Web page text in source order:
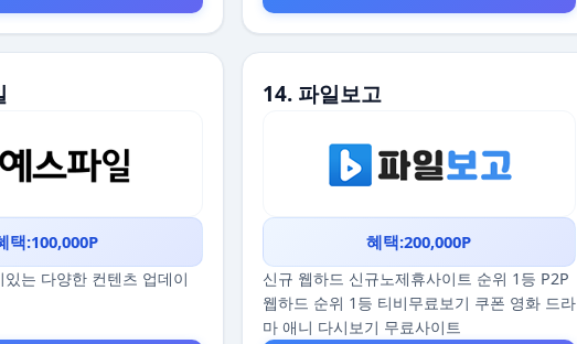
택:100,000P
는 다양한 컨텐츠 업데이
14. 파일보고
혜택:200,000P
신규 웹하드 신규노제휴사이트 순위 1등 P2P
웹하드 순위 1등 티비무료보기 쿠폰 영화 드라
마 애니 다시보기 무료사이트